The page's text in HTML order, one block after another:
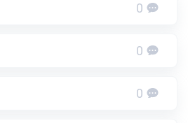
0
0
0